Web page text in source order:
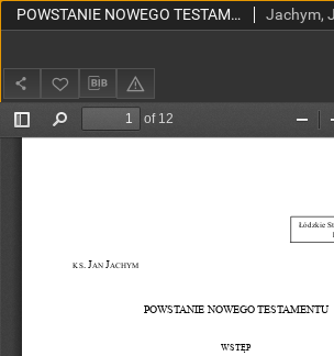
POWSTANIE NOWEGO TESTAMENTU